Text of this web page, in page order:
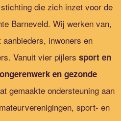
die zich inzet voor de
Barneveld. Wij werken van,
inwoners en
Vanuit vier pijlers sport en
en gezonde
gemaakte ondersteuning aan
sport- en